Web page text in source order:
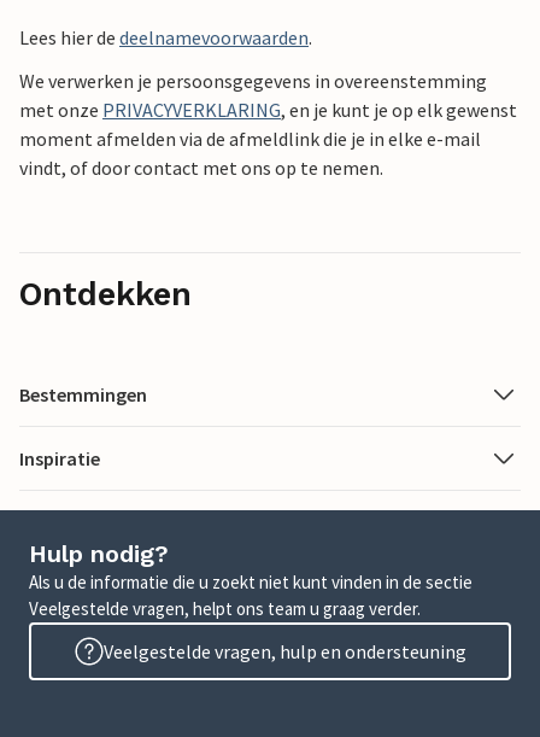
Lees hier de deelnamevoorwaarden.
We verwerken je persoonsgegevens in overeenstemming
met onze PRIVACYVERKLARING, en je kunt je op elk gewenst
moment afmelden via de afmeldlink die je in elke e-mail
vindt, of door contact met ons op te nemen.
Ontdekken
Bestemmingen
Inspiratie
Hulp nodig?
Als u de informatie die u zoekt niet kunt vinden in de sectie
Veelgestelde vragen, helpt ons team u graag verder.
Veelgestelde vragen, hulp en ondersteuning